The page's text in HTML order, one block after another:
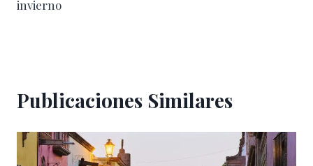
invierno
Publicaciones Similares